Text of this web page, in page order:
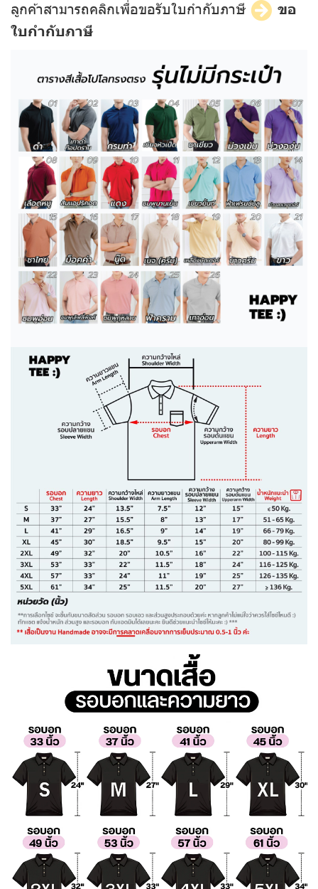
ลูกค้าสามารถคลิกเพื่อขอรับใบกำกับภาษี
ขอ
ใบกำกับภาษี